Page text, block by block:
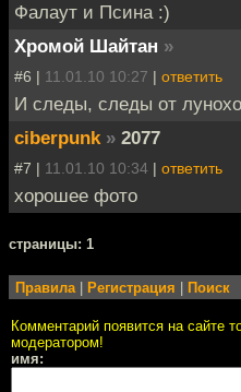
Фалаут и Псина :)
Хромой Шайтан »
#6 | 11.01.10 10:27 | ответить
И следы, следы от
ciberpunk » 2077
#7 | 11.01.10 10:34 | ответить
хорошее фото
cтраницы: 1
Правила| Регистрация Поиск
Комментарий появится на сайте
модератором!
имя: